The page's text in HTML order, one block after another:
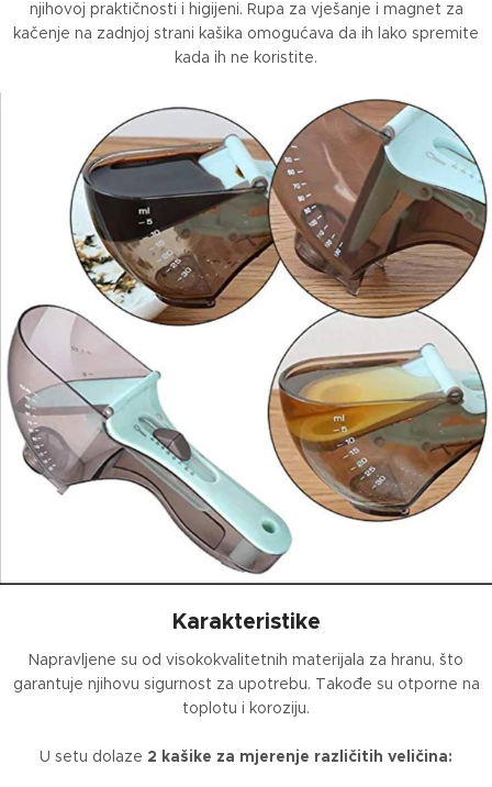
njihovoj praktičnosti i higijeni. Rupa za vješanje i magnet za
kačenje na zadnjoj strani kašika omogućava da ih lako spremite
kada ih ne koristite.
Karakteristike
Napravljene su od visokokvalitetnih materijala za hranu, što
garantuje njihovu sigurnost za upotrebu. Takođe su otporne na
toplotu i koroziju.
U setu dolaze 2 kašike za mjerenje različitih veličina: